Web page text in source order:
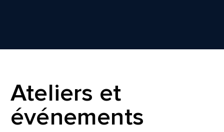
Ateliers et
événements